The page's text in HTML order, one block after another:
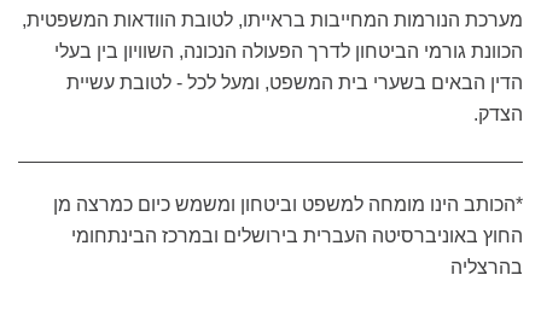
מערכת הנורמות המחייבות בראייתו, לטובת הוודאות המשפטית,
הכוונת גורמי הביטחון לדרך הפעולה הנכונה, השוויון בין בעלי
הדין הבאים בשערי בית המשפט, ומעל לכל - לטובת עשיית
הצדק.
*הכותב הינו מומחה למשפט וביטחון ומשמש כיום כמרצה מן
החוץ באוניברסיטה העברית בירושלים ובמרכז הבינתחומי
בהרצליה